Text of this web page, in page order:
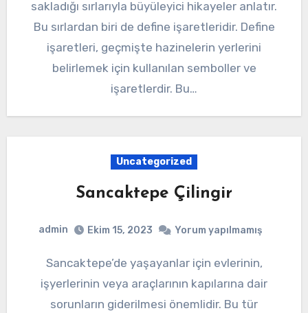
sakladığı sırlarıyla büyüleyici hikayeler anlatır.
Bu sırlardan biri de define işaretleridir. Define
işaretleri, geçmişte hazinelerin yerlerini
belirlemek için kullanılan semboller ve
işaretlerdir. Bu…
Uncategorized
Sancaktepe Çilingir
admin Ekim 15, 2023 Yorum yapılmamış
Sancaktepe’de yaşayanlar için evlerinin,
işyerlerinin veya araçlarının kapılarına dair
sorunların giderilmesi önemlidir. Bu tür